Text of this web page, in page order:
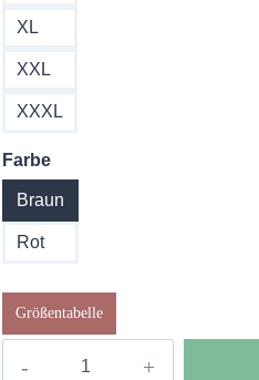
XL
XXL
XXXL
Farbe
Braun
Rot
Größentabelle